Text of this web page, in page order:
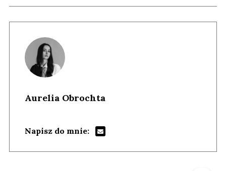
Aurelia Obrochta
Napisz do mnie:
Andrzej i Marta Sterniccy Marta i